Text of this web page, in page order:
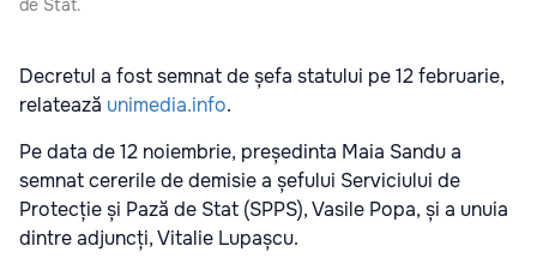
de Stat.
Decretul a fost semnat de șefa statului pe 12 februarie,
relatează unimedia.info.
Pe data de 12 noiembrie, președinta Maia Sandu a
semnat cererile de demisie a șefului Serviciului de
Protecție și Pază de Stat (SPPS), Vasile Popa, și a unuia
dintre adjuncți, Vitalie Lupașcu.